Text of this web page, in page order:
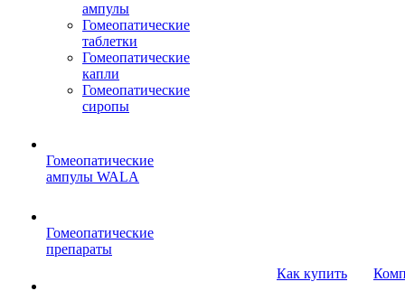
ампулы
Гомеопатические
таблетки
Гомеопатические
капли
Гомеопатические
сиропы
Гомеопатические
ампулы WALA
Гомеопатические
препараты
Как купить